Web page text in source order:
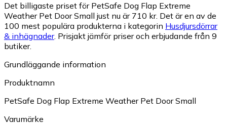
Det billigaste priset för PetSafe Dog Flap Extreme
Weather Pet Door Small just nu är 710 kr. Det är en av de
100 mest populära produkterna i kategorin Husdjursdörrar
& inhägnader. Prisjakt jämför priser och erbjudande från 9
butiker.
Grundläggande information
Produktnamn
PetSafe Dog Flap Extreme Weather Pet Door Small
Varumärke